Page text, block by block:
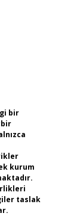
bir
kurum
taslak